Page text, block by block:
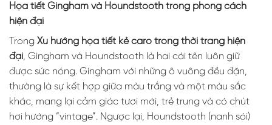
Họa tiết Gingham và Houndstooth trong phong cách
hiện đại
Trong Xu hướng họa tiết kẻ caro trong thời trang hiện
đại, Gingham và Houndstooth là hai cái tên luôn giữ
được sức nóng. Gingham với những ô vuông đều đặn,
thường là sự kết hợp giữa màu trắng và một màu sắc
khác, mang lại cảm giác tươi mới, trẻ trung và có chút
hơi hướng “vintage”. Ngược lại, Houndstooth (nanh sói)